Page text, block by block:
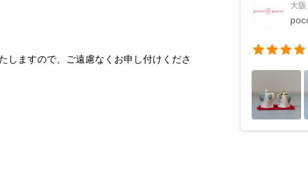
しますので、ご遠慮なくお申し付けくださ
大